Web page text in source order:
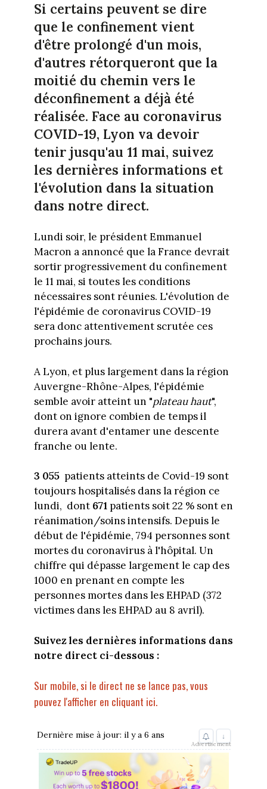
Si certains peuvent se dire
que le confinement vient
d'être prolongé d'un mois,
d'autres rétorqueront que la
moitié du chemin vers le
déconfinement a déjà été
réalisée. Face au coronavirus
COVID-19, Lyon va devoir
tenir jusqu'au 11 mai, suivez
les dernières informations et
l'évolution dans la situation
dans notre direct.
Lundi soir, le président Emmanuel
Macron a annoncé que la France devrait
sortir progressivement du confinement
le 11 mai, si toutes les conditions
nécessaires sont réunies. L'évolution de
l'épidémie de coronavirus COVID-19
sera donc attentivement scrutée ces
prochains jours.
A Lyon, et plus largement dans la région
Auvergne-Rhône-Alpes, l'épidémie
semble avoir atteint un "plateau haut",
dont on ignore combien de temps il
durera avant d'entamer une descente
franche ou lente.
3 055patients atteints de Covid-19 sont
toujours hospitalisés dans la région ce
lundi, dont 671 patients soit 22 % sont en
réanimation/soins intensifs. Depuis le
début de l'épidémie, 794 personnes sont
mortes du coronavirus à l'hôpital. Un
chiffre qui dépasse largement le cap des
1000 en prenant en compte les
personnes mortes dans les EHPAD (372
victimes dans les EHPAD au 8 avril).
Suivez les dernières informations dans
notre direct ci-dessous :
Sur mobile, si le direct ne se lance pas, vous
pouvez l'afficher en cliquant ici.
Dernière mise à jour: il y a 6 ans ↓
Advertisement